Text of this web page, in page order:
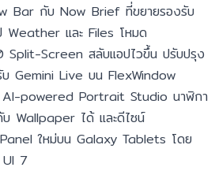
Bar กับ Now Brief ที่ขยายรองรับ
Weather และ Files โหมด
Screen สลับแอปไวขึ้น ปรับปรุง
Gemini Live บน FlexWindow
powered Portrait Studio นาฬิกา
Wallpaper ได้ และดีไซน์
ใหม่บน Galaxy Tablets โดย
7